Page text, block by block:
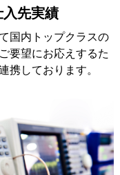
先実績
国内トップクラスの
要望にお応えするた
携しております。